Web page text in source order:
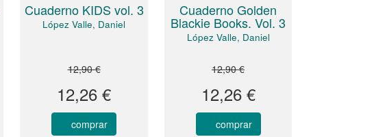
Cuaderno KIDS vol. 3
López Valle, Daniel
12,90 €
12,26 €
comprar
Cuaderno Golden
Blackie Books. Vol. 3
López Valle, Daniel
12,90 €
12,26 €
comprar